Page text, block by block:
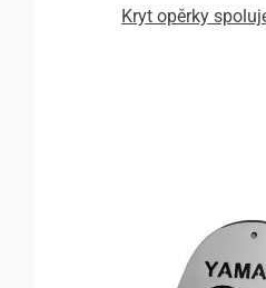
Kryt opěrky